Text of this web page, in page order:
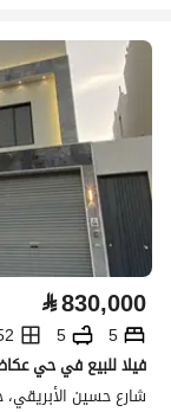
⃁830,000
5
5
فيلا للبيع في حي
شارع حسين